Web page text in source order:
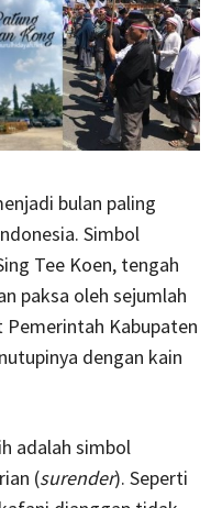
bulan paling
Simbol
Tee Koen, tengah
paksa oleh sejumlah
Kabupaten
dengan kain
adalah simbol
(surender). Seperti